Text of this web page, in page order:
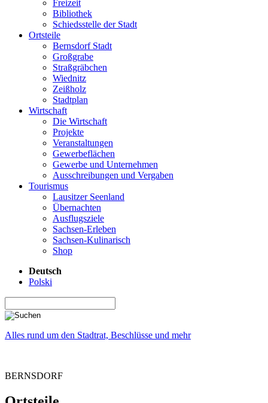
Freizeit
Bibliothek
Schiedsstelle der Stadt
Ortsteile
Bernsdorf Stadt
Großgrabe
Straßgräbchen
Wiednitz
Zeißholz
Stadtplan
Wirtschaft
Die Wirtschaft
Projekte
Veranstaltungen
Gewerbeflächen
Gewerbe und Unternehmen
Ausschreibungen und Vergaben
Tourismus
Lausitzer Seenland
Übernachten
Ausflugsziele
Sachsen-Erleben
Sachsen-Kulinarisch
Shop
Deutsch
Polski
Alles rund um den Stadtrat, Beschlüsse und mehr
BERNSDORF